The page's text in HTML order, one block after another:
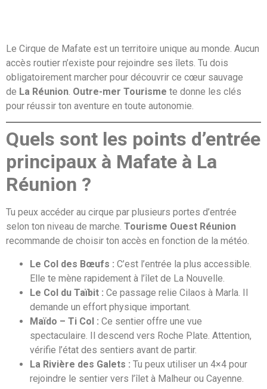
Le Cirque de Mafate est un territoire unique au monde. Aucun
accès routier n’existe pour rejoindre ses îlets. Tu dois
obligatoirement marcher pour découvrir ce cœur sauvage
de La Réunion. Outre-mer Tourisme te donne les clés
pour réussir ton aventure en toute autonomie.
Quels sont les points d’entrée
principaux à Mafate à La
Réunion ?
Tu peux accéder au cirque par plusieurs portes d’entrée
selon ton niveau de marche. Tourisme Ouest Réunion
recommande de choisir ton accès en fonction de la météo.
Le Col des Bœufs : C’est l’entrée la plus accessible.
Elle te mène rapidement à l’îlet de La Nouvelle.
Le Col du Taïbit : Ce passage relie Cilaos à Marla. Il
demande un effort physique important.
Maïdo – Ti Col : Ce sentier offre une vue
spectaculaire. Il descend vers Roche Plate. Attention,
vérifie l’état des sentiers avant de partir.
La Rivière des Galets : Tu peux utiliser un 4×4 pour
rejoindre le sentier vers l’îlet à Malheur ou Cayenne.